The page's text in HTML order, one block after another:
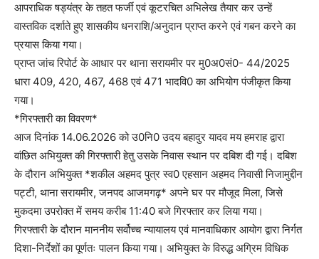
आपराधिक षड्यंत्र के तहत फर्जी एवं कूटरचित अभिलेख तैयार कर उन्हें
वास्तविक दर्शाते हुए शासकीय धनराशि/अनुदान प्राप्त करने एवं गबन करने का
प्रयास किया गया।
प्राप्त जांच रिपोर्ट के आधार पर थाना सरायमीर पर मु0अ0सं0- 44/2025
धारा 409, 420, 467, 468 एवं 471 भादवि0 का अभियोग पंजीकृत किया
गया।
*गिरफ्तारी का विवरण*
आज दिनांक 14.06.2026 को उ0नि0 उदय बहादुर यादव मय हमराह द्वारा
वांछित अभियुक्त की गिरफ्तारी हेतु उसके निवास स्थान पर दबिश दी गई। दबिश
के दौरान अभियुक्त *शकील अहमद पुत्र स्व0 एहसान अहमद निवासी निजामुद्दीन
पट्टी, थाना सरायमीर, जनपद आजमगढ़* अपने घर पर मौजूद मिला, जिसे
मुकदमा उपरोक्त में समय करीब 11:40 बजे गिरफ्तार कर लिया गया।
गिरफ्तारी के दौरान माननीय सर्वोच्च न्यायालय एवं मानवाधिकार आयोग द्वारा निर्गत
दिशा-निर्देशों का पूर्णतः पालन किया गया। अभियुक्त के विरुद्ध अग्रिम विधिक